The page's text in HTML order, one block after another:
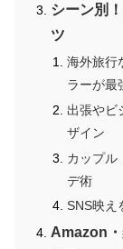
シーン別
ツ
海外旅行
ラーが最
出張やビ
ザイン
カップル
デ術
SNS映え
Amazon